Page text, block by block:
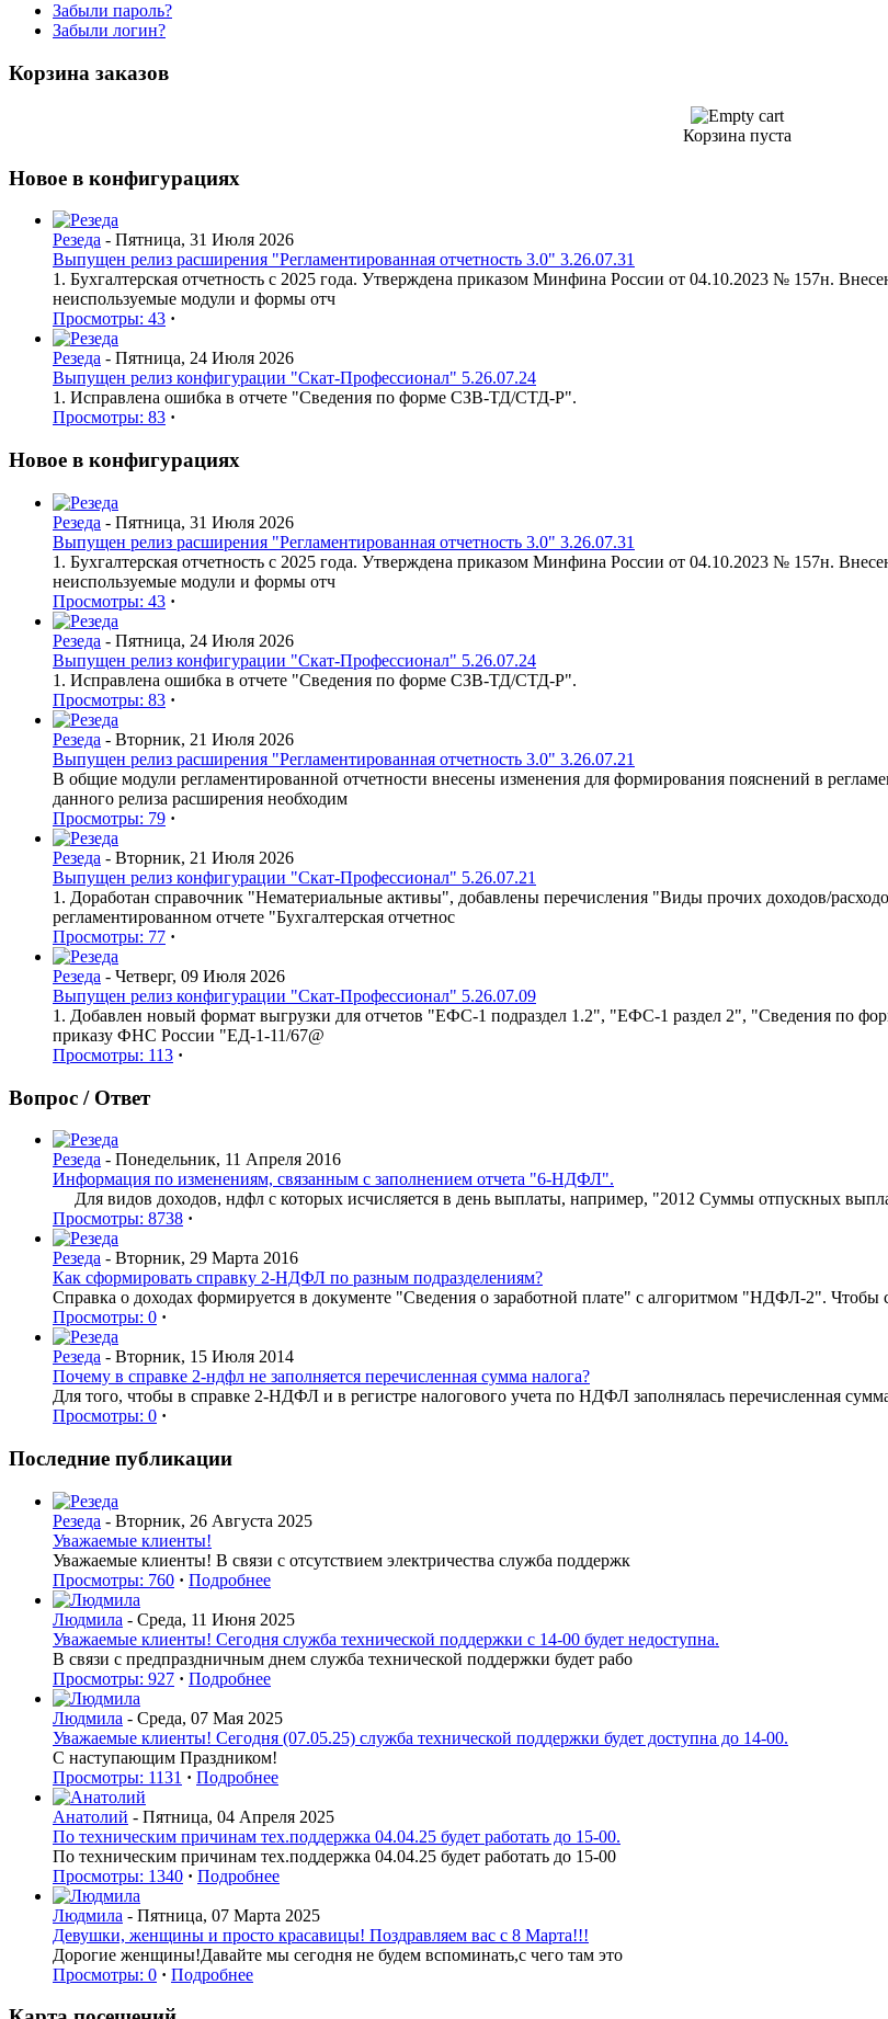
Забыли пароль?
Забыли логин?
Корзина заказов
Корзина пуста
Новое в конфигурациях
Резеда - Пятница, 31 Июля 2026
Выпущен релиз расширения "Регламентированная отчетность 3.0" 3.26.07.31
1. Бухгалтерская отчетность с 2025 года. Утверждена приказом Минфина России от 04.10.2023 № 157н.
неиспользуемые модули и формы отч
Просмотры: 43 ·
Резеда - Пятница, 24 Июля 2026
Выпущен релиз конфигурации "Скат-Профессионал" 5.26.07.24
1. Исправлена ошибка в отчете "Сведения по форме СЗВ-ТД/СТД-Р".
Просмотры: 83 ·
Новое в конфигурациях
Резеда - Пятница, 31 Июля 2026
Выпущен релиз расширения "Регламентированная отчетность 3.0" 3.26.07.31
1. Бухгалтерская отчетность с 2025 года. Утверждена приказом Минфина России от 04.10.2023 № 157н.
неиспользуемые модули и формы отч
Просмотры: 43 ·
Резеда - Пятница, 24 Июля 2026
Выпущен релиз конфигурации "Скат-Профессионал" 5.26.07.24
1. Исправлена ошибка в отчете "Сведения по форме СЗВ-ТД/СТД-Р".
Просмотры: 83 ·
Резеда - Вторник, 21 Июля 2026
Выпущен релиз расширения "Регламентированная отчетность 3.0" 3.26.07.21
В общие модули регламентированной отчетности внесены изменения для формирования пояснений в
данного релиза расширения необходим
Просмотры: 79 ·
Резеда - Вторник, 21 Июля 2026
Выпущен релиз конфигурации "Скат-Профессионал" 5.26.07.21
1. Доработан справочник "Нематериальные активы", добавлены перечисления "Виды прочих доходов/
регламентированном отчете "Бухгалтерская отчетнос
Просмотры: 77 ·
Резеда - Четверг, 09 Июля 2026
Выпущен релиз конфигурации "Скат-Профессионал" 5.26.07.09
1. Добавлен новый формат выгрузки для отчетов "ЕФС-1 подраздел 1.2", "ЕФС-1 раздел 2", "Сведения по
приказу ФНС России "ЕД-1-11/67@
Просмотры: 113 ·
Вопрос / Ответ
Резеда - Понедельник, 11 Апреля 2016
Информация по изменениям, связанным с заполнением отчета "6-НДФЛ".
Для видов доходов, ндфл с которых исчисляется в день выплаты, например, "2012 Суммы отпускных
Просмотры: 8738 ·
Резеда - Вторник, 29 Марта 2016
Как сформировать справку 2-НДФЛ по разным подразделениям?
Справка о доходах формируется в документе "Сведения о заработной плате" с алгоритмом "НДФЛ-2". Чтобы
Просмотры: 0 ·
Резеда - Вторник, 15 Июля 2014
Почему в справке 2-ндфл не заполняется перечисленная сумма налога?
Для того, чтобы в справке 2-НДФЛ и в регистре налогового учета по НДФЛ заполнялась перечисленная
Просмотры: 0 ·
Последние публикации
Резеда - Вторник, 26 Августа 2025
Уважаемые клиенты!
Уважаемые клиенты! В связи с отсутствием электричества служба поддержк
Просмотры: 760 · Подробнее
Людмила - Среда, 11 Июня 2025
Уважаемые клиенты! Сегодня служба технической поддержки с 14-00 будет недоступна.
В связи с предпраздничным днем служба технической поддержки будет рабо
Просмотры: 927 · Подробнее
Людмила - Среда, 07 Мая 2025
Уважаемые клиенты! Сегодня (07.05.25) служба технической поддержки будет доступна до 14-00.
С наступающим Праздником!
Просмотры: 1131 · Подробнее
Анатолий - Пятница, 04 Апреля 2025
По техническим причинам тех.поддержка 04.04.25 будет работать до 15-00.
По техническим причинам тех.поддержка 04.04.25 будет работать до 15-00
Просмотры: 1340 · Подробнее
Людмила - Пятница, 07 Марта 2025
Девушки, женщины и просто красавицы! Поздравляем вас с 8 Марта!!!
Дорогие женщины!Давайте мы сегодня не будем вспоминать,с чего там это
Просмотры: 0 · Подробнее